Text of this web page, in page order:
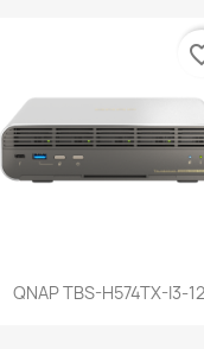
Vista rápida
QNAP TBS-H574TX-I3-